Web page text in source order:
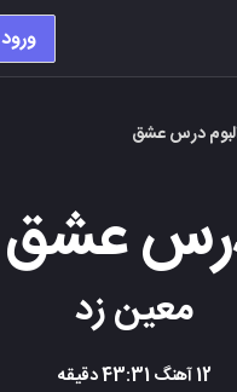
ورود
درس عشق
عشق
معین زد
12آهنگ 43:31دقیقه